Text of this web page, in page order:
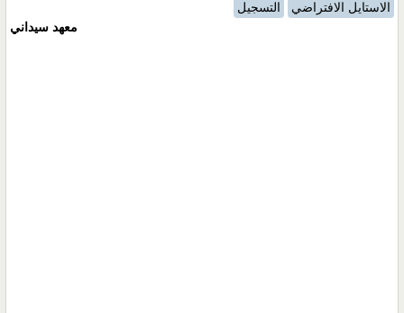
الاستايل الافتراضي
التسجيل
معهد سيداني